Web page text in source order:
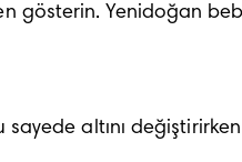
gösterin. Yenidoğan
sayede altını